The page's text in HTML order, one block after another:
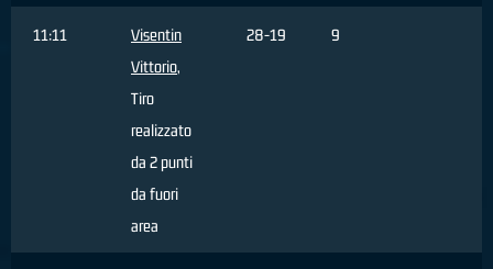
11:11
Visentin
Vittorio,
Tiro
realizzato
da 2 punti
da fuori
area
28-19 9